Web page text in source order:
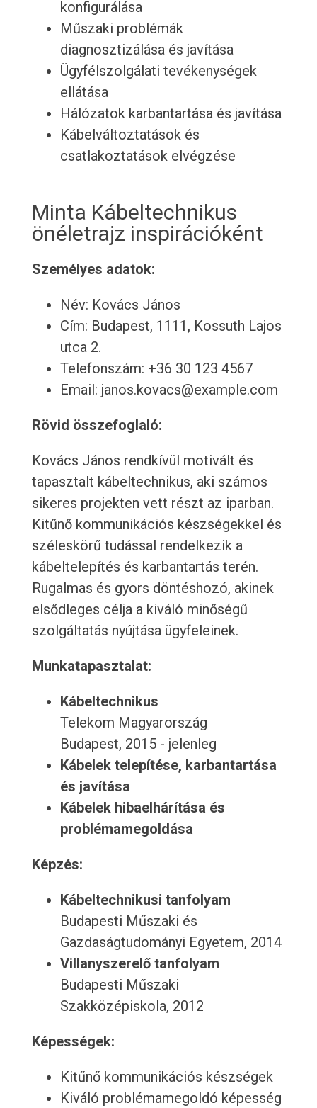
konfigurálása
Műszaki problémák
diagnosztizálása és javítása
Ügyfélszolgálati tevékenységek
ellátása
Hálózatok karbantartása és javítása
Kábelváltoztatások és
csatlakoztatások elvégzése
Minta Kábeltechnikus
önéletrajz inspirációként
Személyes adatok:
Név: Kovács János
Cím: Budapest, 1111, Kossuth Lajos
utca 2.
Telefonszám: +36 30 123 4567
Email: janos.kovacs@example.com
Rövid összefoglaló:
Kovács János rendkívül motivált és
tapasztalt kábeltechnikus, aki számos
sikeres projekten vett részt az iparban.
Kitűnő kommunikációs készségekkel és
széleskörű tudással rendelkezik a
kábeltelepítés és karbantartás terén.
Rugalmas és gyors döntéshozó, akinek
elsődleges célja a kiváló minőségű
szolgáltatás nyújtása ügyfeleinek.
Munkatapasztalat:
Kábeltechnikus
Telekom Magyarország
Budapest, 2015 - jelenleg
Kábelek telepítése, karbantartása
és javítása
Kábelek hibaelhárítása és
problémamegoldása
Képzés:
Kábeltechnikusi tanfolyam
Budapesti Műszaki és
Gazdaságtudományi Egyetem, 2014
Villanyszerelő tanfolyam
Budapesti Műszaki
Szakközépiskola, 2012
Képességek:
Kitűnő kommunikációs készségek
Kiváló problémamegoldó képesség